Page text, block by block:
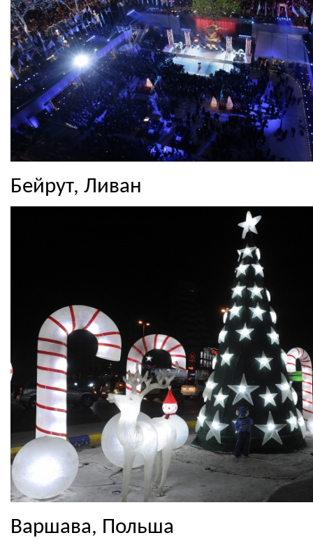
Бейрут, Ливан
Варшава, Польша